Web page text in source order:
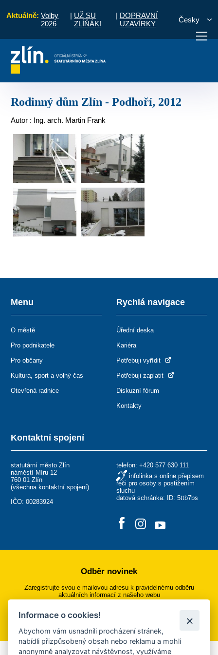
Aktuálně: Volby
2026
| UŽ SU
ZLÍŇÁK!
| DOPRAVNÍ
UZAVÍRKY
Česky
vyřídit Potřebuji zaplatit
Rodinný dům Zlín - Podhoří, 2012
Autor : Ing. arch. Martin Frank
Kontaktní spojení
statutární město Zlín
náměstí Míru 12
760 01 Zlín
(všechna kontaktní spojení)
IČO: 00283924
telefon: +420 577 630 111
infolinka s online přepisem
řeči pro osoby s postižením
sluchu
datová schránka: ID: 5ttb7bs
Menu
O městě
Pro podnikatele
Pro občany
Kultura, sport a volný čas
Otevřená radnice
Rychlá navigace
Úřední deska
Kariéra
Potřebuji vyřídit
Potřebuji zaplatit
Diskuzní fórum
Kontakty
Odběr novinek
Zaregistrujte svou e-mailovou adresu k pravidelnému odběru
aktuálních informací z našeho webu
Přihlásit se k odběru
Informace o cookies!
Abychom vám usnadnili procházení stránek,
nabídli přizpůsobený obsah nebo reklamu a mohli
anonymně analyzovat návštěvnost, využíváme